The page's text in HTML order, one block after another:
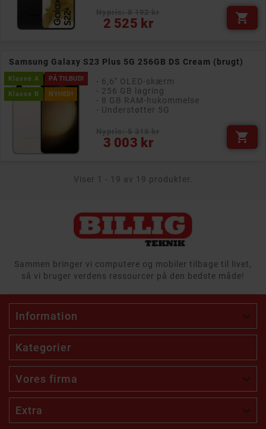
2 525 kr
Pris 
Samsung Galaxy S23 Plus 5G 256GB DS Cream (brugt)
PÅ TILBUD!
NYHED!
Klasse A
Klasse B
- 6,6" OLED-skærm
- 256 GB lagring
- 8 GB RAM-hukommelse
- Understøtter 5G
3 003 kr
Pris 
Viser 1 - 19 av 19 produkter.
Sammen bringer vi computere og mobiler tilbage til livet,
så vi bruger verdens ressourcer på den bedste måde!
Information 
Kategorier
Vores firma 
Extra 